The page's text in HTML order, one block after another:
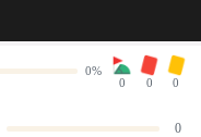
0%
0
0 0
0